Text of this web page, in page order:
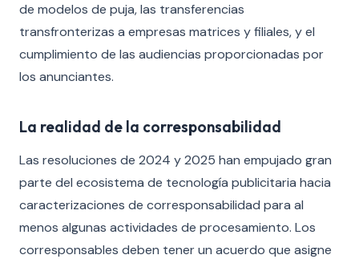
de modelos de puja, las transferencias
transfronterizas a empresas matrices y filiales, y el
cumplimiento de las audiencias proporcionadas por
los anunciantes.
La realidad de la corresponsabilidad
Las resoluciones de 2024 y 2025 han empujado gran
parte del ecosistema de tecnología publicitaria hacia
caracterizaciones de corresponsabilidad para al
menos algunas actividades de procesamiento. Los
corresponsables deben tener un acuerdo que asigne